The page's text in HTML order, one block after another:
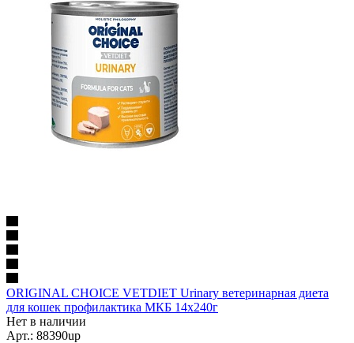
ORIGINAL CHOICE VETDIET Urinary ветеринарная диета
для кошек профилактика МКБ 14х240г
Нет в наличии
Арт.: 88390up